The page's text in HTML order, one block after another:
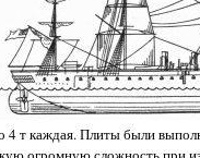
4 т каждая. Плиты были